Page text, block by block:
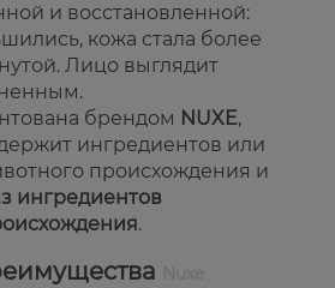
и восстановленной:
кожа стала более
Лицо выглядит
брендом NUXE,
ингредиентов или
происхождения и
ингредиентов
.